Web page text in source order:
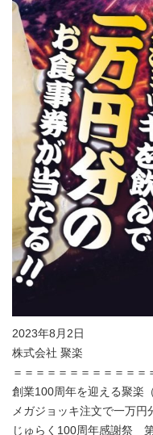
2023年8月2日
株式会社 聚楽
＝＝＝＝＝＝＝＝＝＝＝＝
創業100周年を迎える聚楽
メガジョッキ注文で一万
じゅらく100周年感謝祭